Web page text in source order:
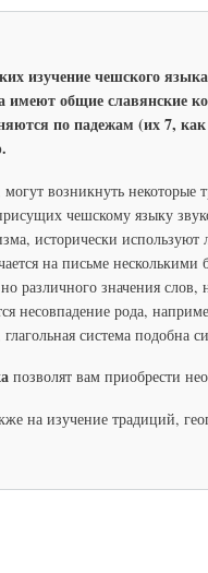
изучение чешского
имеют общие славянские
по падежам (их 7,
могут возникнуть некоторые
чешскому языку
исторически
на письме
различного значения
несовпадение рода,
система подобна
позволят вам приобрести
на изучение традиций,